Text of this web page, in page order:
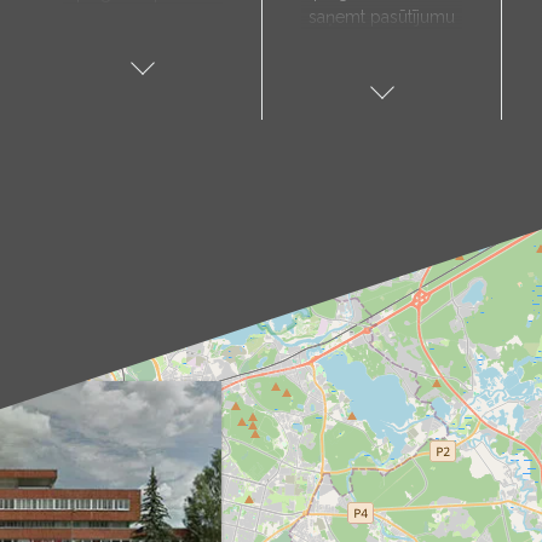
uz jūsu norādīto
sazināsies, lai
pārliecinātos par
piegādes adresi un
paziņotu par
paredzamo
piegādes laiku.
saņemt pasūtījumu
saņemšanas punkti:
Saulkrasti, Talsi,
Tukums, Valka,
Valmiera.
Kā sazināties?
Izvēlies sev tuvāko
punktu un raksti uz
attiecīgo e-pasta
adresi (piemēram,
aloja@produs.lv
cesis@produs.lv,
tukums@produs.lv